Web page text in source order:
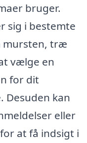
bruger.
sig i bestemte
mursten, træ
vælge en
for dit
Desuden kan
eller
at få indsigt i